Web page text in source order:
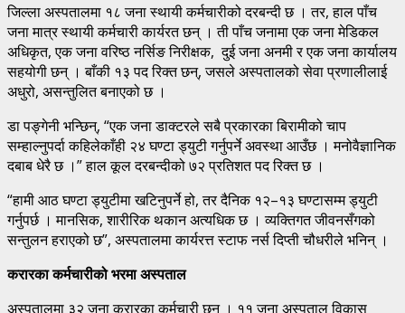
जिल्ला अस्पतालमा १८ जना स्थायी कर्मचारीको दरबन्दी छ । तर, हाल पाँच
जना मात्र स्थायी कर्मचारी कार्यरत छन् । ती पाँच जनामा एक जना मेडिकल
अधिकृत, एक जना वरिष्ठ नर्सिङ निरीक्षक, दुई जना अनमी र एक जना कार्यालय
सहयोगी छन् । बाँकी १३ पद रिक्त छन्, जसले अस्पतालको सेवा प्रणालीलाई
अधुरो, असन्तुलित बनाएको छ ।
डा पङ्गेनी भन्छिन्, “एक जना डाक्टरले सबै प्रकारका बिरामीको चाप
सम्हाल्नुपर्दा कहिलेकाँही २४ घण्टा ड्युटी गर्नुपर्ने अवस्था आउँछ । मनोवैज्ञानिक
दबाब धेरै छ ।” हाल कूल दरबन्दीको ७२ प्रतिशत पद रिक्त छ ।
“हामी आठ घण्टा ड्युटीमा खटिनुपर्ने हो, तर दैनिक १२–१३ घण्टासम्म ड्युटी
गर्नुपर्छ । मानसिक, शारीरिक थकान अत्यधिक छ । व्यक्तिगत जीवनसँगको
सन्तुलन हराएको छ”, अस्पतालमा कार्यरत्त स्टाफ नर्स दिप्ती चौधरीले भनिन् ।
करारका कर्मचारीको भरमा अस्पताल
अस्पतालमा ३२ जना करारका कर्मचारी छन् । ११ जना अस्पताल विकास